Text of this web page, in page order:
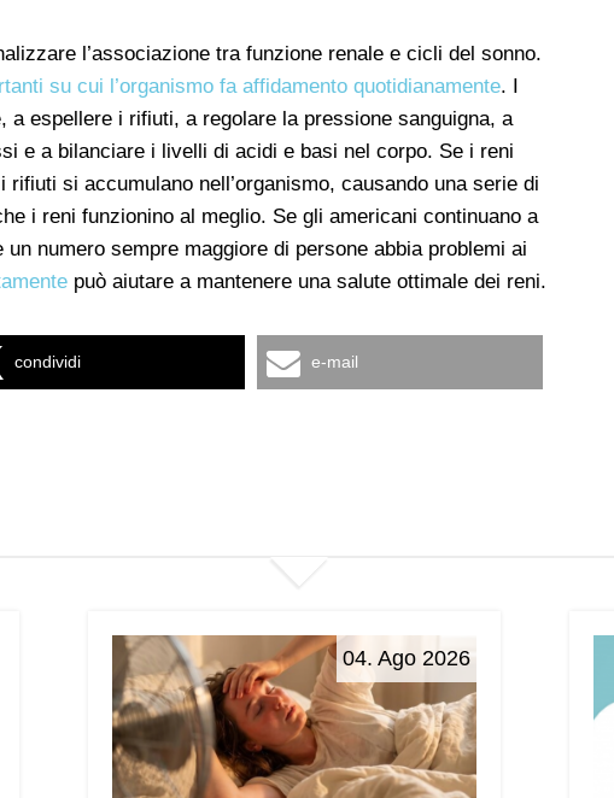
l’associazione tra funzione renale e cicli del sonno.
su cui l’organismo fa affidamento quotidianamente. I
espellere i rifiuti, a regolare la pressione sanguigna, a
e a bilanciare i livelli di acidi e basi nel corpo. Se i reni
si accumulano nell’organismo, causando una serie di
i reni funzionino al meglio. Se gli americani continuano a
numero sempre maggiore di persone abbia problemi ai
può aiutare a mantenere una salute ottimale dei reni.
condividi e-mail
04. Ago 2026